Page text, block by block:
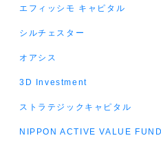
エフィッシモ キャピタル
シルチェスター
オアシス
3D Investment
ストラテジックキャピタル
NIPPON ACTIVE VALUE FUND